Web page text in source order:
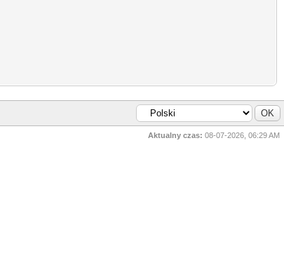
Aktualny czas: 08-07-2026, 06:29 AM